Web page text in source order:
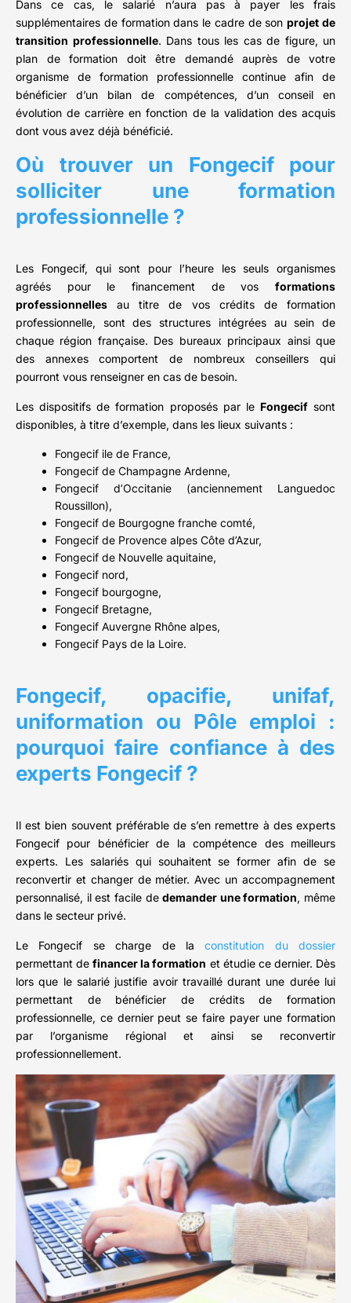
Dans ce cas, le salarié n’aura pas à payer les frais
supplémentaires de formation dans le cadre de sonprojet de
transition professionnelle. Dans tous les cas de figure, un
plan de formation doit être demandé auprès de votre
organisme de formation professionnelle continue afin de
bénéficier d’un bilan de compétences, d’un conseil en
évolution de carrière en fonction de la validation des acquis
dont vous avez déjà bénéficié.
Où trouver un Fongecif pour
solliciter une formation
professionnelle ?
Les Fongecif, qui sont pour l’heure les seuls organismes
agréés pour le financement de vos formations
professionnelles au titre de vos crédits de formation
professionnelle, sont des structures intégrées au sein de
chaque région française. Des bureaux principaux ainsi que
des annexes comportent de nombreux conseillers qui
pourront vous renseigner en cas de besoin.
Les dispositifs de formation proposés par le Fongecifsont
disponibles, à titre d’exemple, dans les lieux suivants :
Fongecif ile de France,
Fongecif de Champagne Ardenne,
Fongecif d’Occitanie (anciennement Languedoc
Roussillon),
Fongecif de Bourgogne franche comté,
Fongecif de Provence alpes Côte d’Azur,
Fongecif de Nouvelle aquitaine,
Fongecif nord,
Fongecif bourgogne,
Fongecif Bretagne,
Fongecif Auvergne Rhône alpes,
Fongecif Pays de la Loire.
Fongecif, opacifie, unifaf,
uniformation ou Pôle emploi :
pourquoi faire confiance à des
experts Fongecif ?
Il est bien souvent préférable de s’en remettre à des experts
Fongecif pour bénéficier de la compétence des meilleurs
experts. Les salariés qui souhaitent se former afin de se
reconvertir et changer de métier. Avec un accompagnement
personnalisé, il est facile dedemander une formation, même
dans le secteur privé.
Le Fongecif se charge de laconstitution du dossier
permettant definancer la formation et étudie ce dernier. Dès
lors que le salarié justifie avoir travaillé durant une durée lui
permettant de bénéficier de crédits de formation
professionnelle, ce dernier peut se faire payer une formation
par l’organisme régional et ainsi se reconvertir
professionnellement.